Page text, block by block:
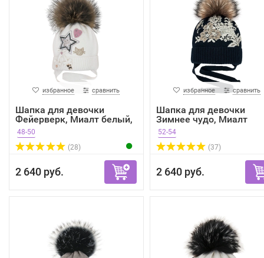
избранное сравнить
Шапка для девочки
Фейерверк, Миалт белый,
зима
48-50
(28)
2 640 руб.
избранное сравнить
Шапка для девочки
Зимнее чудо, Миалт
темно-...
52-54
(37)
2 640 руб.